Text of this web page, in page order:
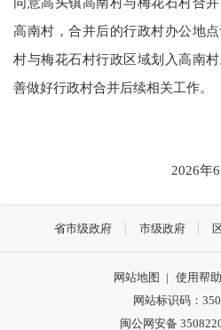
高南村，合并后的行政村办公地
村与梅花石村行政区域划入高南
善做好行政村合并后续相关工作。
2026年6
省市级政府 市级政府
网站地图 | 使用帮助
网站标识码：
闽公网安备